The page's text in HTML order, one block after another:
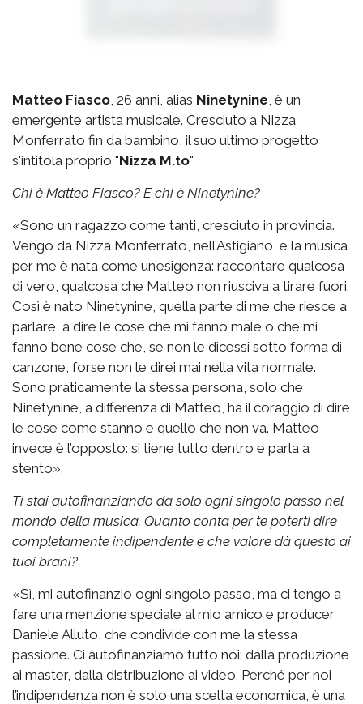
Matteo Fiasco , 26 anni, alias Ninetynine , è un
emergente artista musicale. Cresciuto a Nizza
Monferrato fin da bambino, il suo ultimo progetto
s'intitola proprio "Nizza M.to"
Chi è Matteo Fiasco? E chi è Ninetynine?
«Sono un ragazzo come tanti, cresciuto in provincia.
Vengo da Nizza Monferrato, nell’Astigiano, e la musica
per me è nata come un’esigenza: raccontare qualcosa
di vero, qualcosa che Matteo non riusciva a tirare fuori.
Così è nato Ninetynine, quella parte di me che riesce a
parlare, a dire le cose che mi fanno male o che mi
fanno bene cose che, se non le dicessi sotto forma di
canzone, forse non le direi mai nella vita normale.
Sono praticamente la stessa persona, solo che
Ninetynine, a differenza di Matteo, ha il coraggio di dire
le cose come stanno e quello che non va. Matteo
invece è l’opposto: si tiene tutto dentro e parla a
stento».
Ti stai autofinanziando da solo ogni singolo passo nel
mondo della musica. Quanto conta per te poterti dire
completamente indipendente e che valore dà questo ai
tuoi brani?
«Sì, mi autofinanzio ogni singolo passo, ma ci tengo a
fare una menzione speciale al mio amico e producer
Daniele Alluto, che condivide con me la stessa
passione. Ci autofinanziamo tutto noi: dalla produzione
ai master, dalla distribuzione ai video. Perché per noi
l’indipendenza non è solo una scelta economica, è una